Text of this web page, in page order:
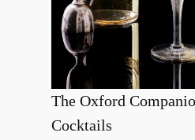
The Oxford
Cocktails